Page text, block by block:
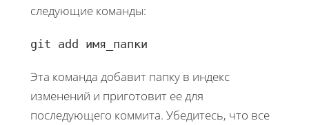
следующие команды:
git add имя_папки
Эта команда добавит папку в индекс
изменений и приготовит ее для
последующего коммита. Убедитесь, что все